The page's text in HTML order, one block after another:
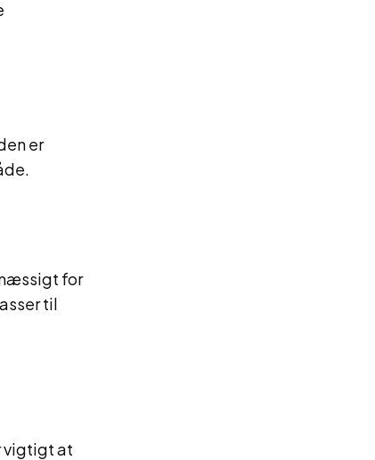
er
for
til
vigtigt at